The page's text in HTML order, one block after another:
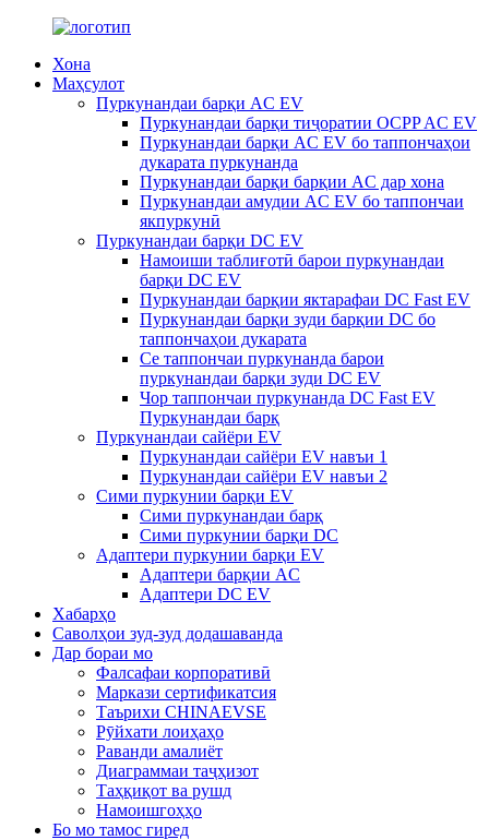
Хона
Маҳсулот
Пуркунандаи барқи AC EV
Пуркунандаи барқи тиҷоратии OCPP AC EV
Пуркунандаи барқи AC EV бо таппончаҳои
дукарата пуркунанда
Пуркунандаи барқи барқии AC дар хона
Пуркунандаи амудии AC EV бо таппончаи
якпуркунӣ
Пуркунандаи барқи DC EV
Намоиши таблиғотӣ барои пуркунандаи
барқи DC EV
Пуркунандаи барқии яктарафаи DC Fast EV
Пуркунандаи барқи зуди барқии DC бо
таппончаҳои дукарата
Се таппончаи пуркунанда барои
пуркунандаи барқи зуди DC EV
Чор таппончаи пуркунанда DC Fast EV
Пуркунандаи барқ
Пуркунандаи сайёри EV
Пуркунандаи сайёри EV навъи 1
Пуркунандаи сайёри EV навъи 2
Сими пуркунии барқи EV
Сими пуркунандаи барқ
Сими пуркунии барқи DC
Адаптери пуркунии барқи EV
Адаптери барқии AC
Адаптери DC EV
Хабарҳо
Саволҳои зуд-зуд додашаванда
Дар бораи мо
Фалсафаи корпоративӣ
Маркази сертификатсия
Таърихи CHINAEVSE
Рӯйхати лоиҳаҳо
Раванди амалиёт
Диаграммаи таҷҳизот
Таҳқиқот ва рушд
Намоишгоҳҳо
Бо мо тамос гиред